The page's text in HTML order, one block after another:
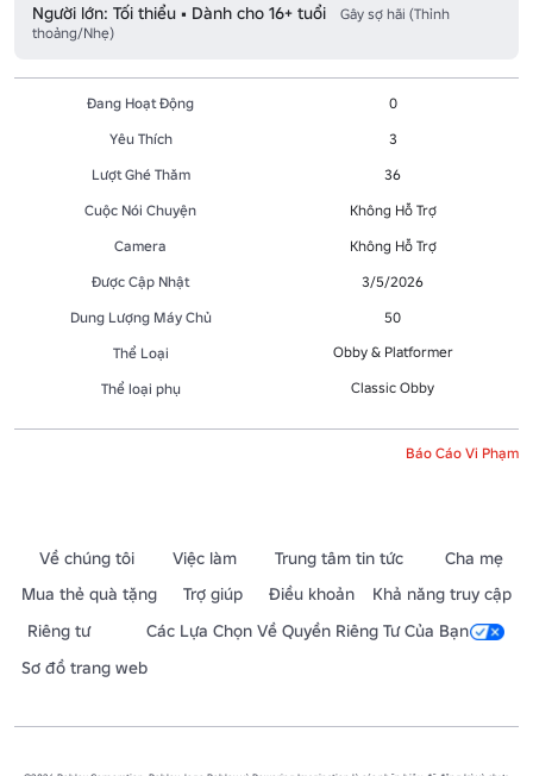
Người lớn: Tối thiểu • Dành cho 16+ tuổi
Gây sợ hãi (Thỉnh
thoảng/Nhẹ)
Đang Hoạt Động
0
Yêu Thích
3
Lượt Ghé Thăm
36
Cuộc Nói Chuyện
Không Hỗ Trợ
Camera
Không Hỗ Trợ
Được Cập Nhật
3/5/2026
Dung Lượng Máy Chủ
50
Thể Loại
Obby & Platformer
Thể loại phụ Classic Obby
Báo Cáo Vi Phạm
Về chúng tôi Việc làm Trung tâm tin tức
Cha mẹ
Mua thẻ quà tặng
Trợ giúp Điều khoản
Khả năng truy cập
Riêng tư
Các Lựa Chọn Về Quyền Riêng Tư Của Bạn
Sơ đồ trang web